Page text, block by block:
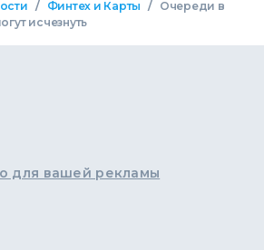
/ Финтех и Карты /
Очереди в
исчезнуть
для вашей рекламы